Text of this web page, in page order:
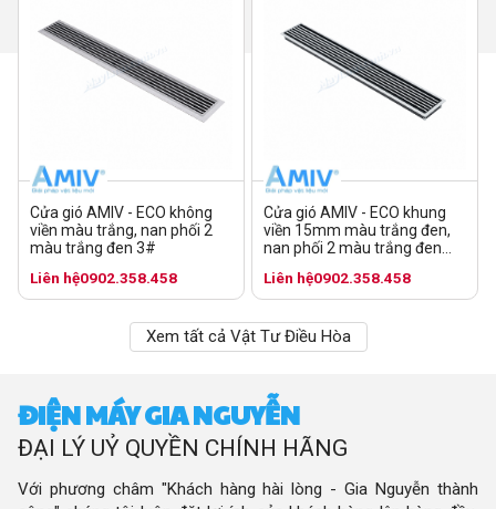
Cửa gió AMIV - ECO không
viền màu trắng, nan phối 2
màu trắng đen 3#
Liên hệ0902.358.458
Cửa gió AMIV - ECO khung
viền 15mm màu trắng đen,
nan phối 2 màu trắng đen
Liên hệ0902.358.458
Xem tất cả Vật Tư Điều Hòa
ĐIỆN MÁY GIA NGUYỄN
ĐẠI LÝ UỶ QUYỀN CHÍNH HÃNG
Với phương châm "Khách hàng hài lòng - Gia Nguyễn thành